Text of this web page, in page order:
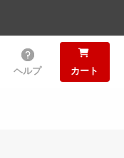
ヘルプ カート